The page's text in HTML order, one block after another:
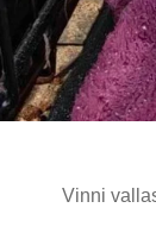
Vinni